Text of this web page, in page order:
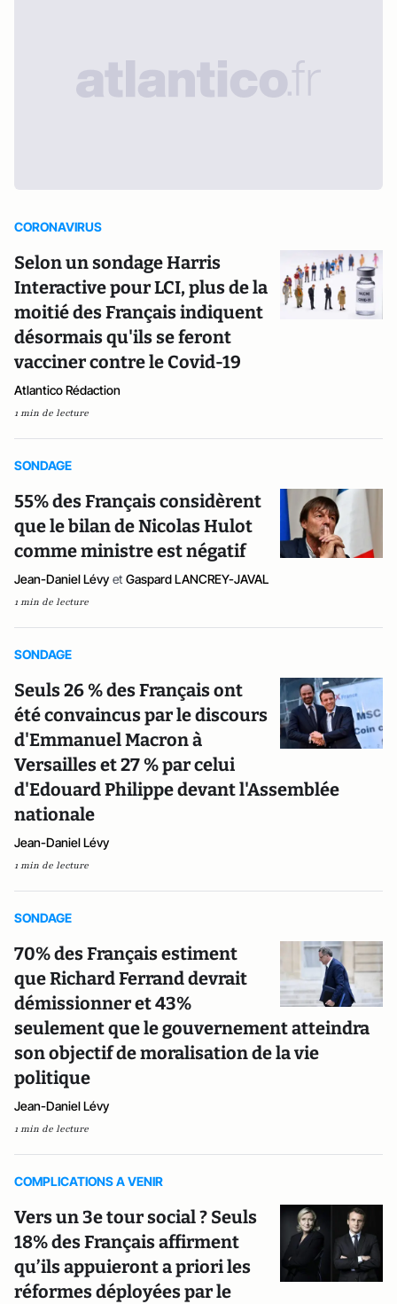
CORONAVIRUS
Selon un sondage Harris
Interactive pour LCI, plus de la
moitié des Français indiquent
désormais qu'ils se feront
vacciner contre le Covid-19
Atlantico Rédaction
1 min de lecture
SONDAGE
55% des Français considèrent
que le bilan de Nicolas Hulot
comme ministre est négatif
Jean-Daniel Lévy et Gaspard LANCREY-JAVAL
1 min de lecture
SONDAGE
Seuls 26 % des Français ont
été convaincus par le discours
d'Emmanuel Macron à
Versailles et 27 % par celui
d'Edouard Philippe devant l'Assemblée
nationale
Jean-Daniel Lévy
1 min de lecture
SONDAGE
70% des Français estiment
que Richard Ferrand devrait
démissionner et 43%
seulement que le gouvernement atteindra
son objectif de moralisation de la vie
politique
Jean-Daniel Lévy
1 min de lecture
COMPLICATIONS A VENIR
Vers un 3e tour social ? Seuls
18% des Français affirment
qu’ils appuieront a priori les
réformes déployées par le